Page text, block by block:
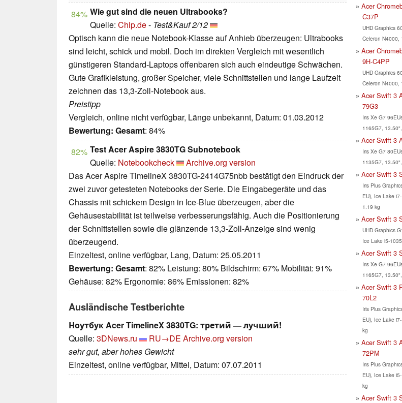
84% Wie gut sind die neuen Ultrabooks?
Quelle: Chip.de- Test&Kauf 2/12
Optisch kann die neue Notebook-Klasse auf Anhieb überzeugen: Ultrabooks
sind leicht, schick und mobil. Doch im direkten Vergleich mit wesentlich
günstigeren Standard-Laptops offenbaren sich auch eindeutige Schwächen.
Gute Grafikleistung, großer Speicher, viele Schnittstellen und lange Laufzeit
zeichnen das 13,3-Zoll-Notebook aus.
Preistipp
Vergleich, online nicht verfügbar, Länge unbekannt, Datum: 01.03.2012
Bewertung: Gesamt: 84%
82% Test Acer Aspire 3830TG Subnotebook
Quelle: Notebookcheck
Archive.org version
Das Acer Aspire TimelineX 3830TG-2414G75nbb bestätigt den Eindruck der
zwei zuvor getesteten Notebooks der Serie. Die Eingabegeräte und das
Chassis mit schickem Design in Ice-Blue überzeugen, aber die
Gehäusestabilität ist teilweise verbesserungsfähig. Auch die Positionierung
der Schnittstellen sowie die glänzende 13,3-Zoll-Anzeige sind wenig
überzeugend.
Einzeltest, online verfügbar, Lang, Datum: 25.05.2011
Bewertung: Gesamt: 82% Leistung: 80% Bildschirm: 67% Mobilität: 91%
Gehäuse: 82% Ergonomie: 86% Emissionen: 82%
Ausländische Testberichte
Ноутбук Acer TimelineX 3830TG: третий — лучший!
Quelle: 3DNews.ru RU→DE Archive.org version
sehr gut, aber hohes Gewicht
Einzeltest, online verfügbar, Mittel, Datum: 07.07.2011
Acer
C37P
UHD Graphics
Celeron N4000,
Acer
9H-C4PP
UHD Graphics
Celeron N4000,
Acer Swift 3
79G3
Iris Xe G7
1165G7,
Acer Swift 3
Iris Xe G7
1135G7,
Acer Swift 3
Iris Plus
EU), Ice Lake
1.19 kg
Acer Swift 3
UHD Graphics
Ice Lake i5-
Acer Swift 3
Iris Xe G7
1165G7,
Acer Swift 3
70L2
Iris Plus
EU), Ice Lake
kg
Acer Swift 3
72PM
Iris Plus
EU), Ice Lake
kg
Acer Swift 3